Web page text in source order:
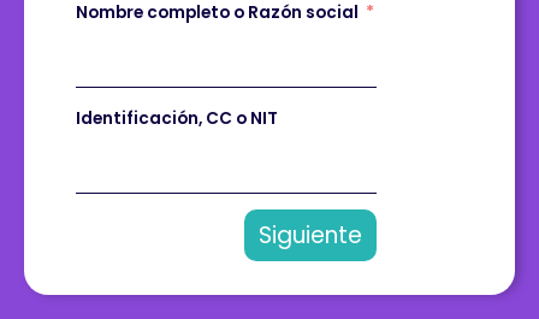
Nombre completo o Razón social
Identificación, CC o NIT
Siguiente